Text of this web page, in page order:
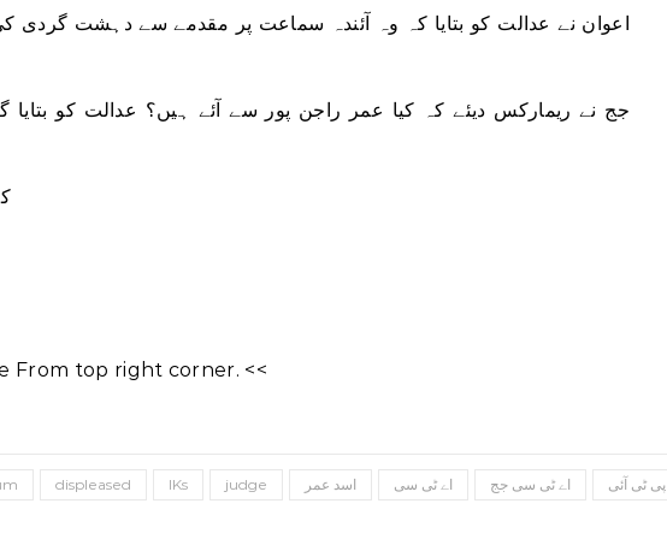
اعوان نے عدالت کو بتایا کہ وہ آئندہ سماعت پر مقدمے سے دہشت گردی
جج نے ریمارکس دیئے کہ کیا عمر راجن پور سے آئے ہیں؟ عدالت کو
From top right corner. <<
displeased IKs judge اسد عمر اے ٹی سی اے ٹی سی جج
پی ٹی آئی